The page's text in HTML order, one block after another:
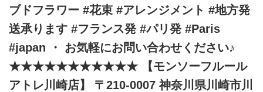
ブドフラワー #花束 #アレンジメント #地方発
送承ります #フランス発 #パリ発 #Paris
#japan ・ お気軽にお問い合わせください♪
★★★★★★★★★★★ 【モンソーフルール
アトレ川崎店】 〒210-0007 神奈川県川崎市川